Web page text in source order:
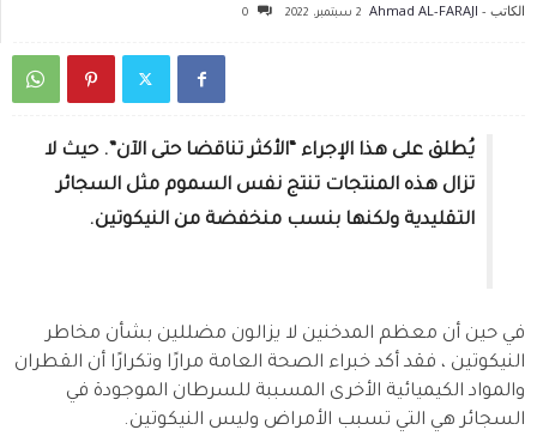
الكاتب - Ahmad AL-FARAJI 2 سبتمبر، 2022 0
يُطلق على هذا الإجراء “الأكثر تناقضا حتى الآن”. حيث لا
تزال هذه المنتجات تنتج نفس السموم مثل السجائر
التقليدية ولكنها بنسب منخفضة من النيكوتين.
في حين أن معظم المدخنين لا يزالون مضللين بشأن مخاطر
النيكوتين ، فقد أكد خبراء الصحة العامة مرارًا وتكرارًا أن القطران
والمواد الكيميائية الأخرى المسببة للسرطان الموجودة في
السجائر هي التي تسبب الأمراض وليس النيكوتين.